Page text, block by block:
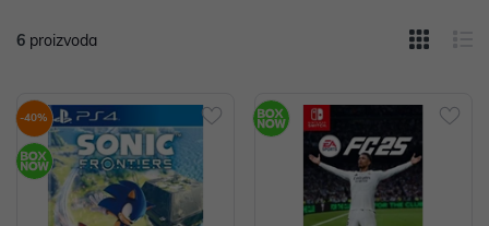
6 proizvoda
-40%